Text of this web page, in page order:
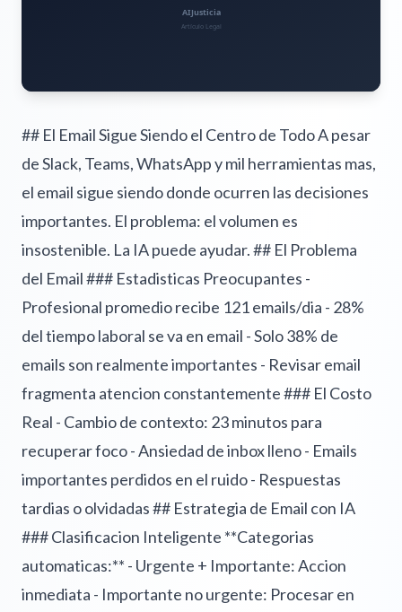
## El Email Sigue Siendo el Centro de Todo A pesar
de Slack, Teams, WhatsApp y mil herramientas mas,
el email sigue siendo donde ocurren las decisiones
importantes. El problema: el volumen es
insostenible. La IA puede ayudar. ## El Problema
del Email ### Estadisticas Preocupantes -
Profesional promedio recibe 121 emails/dia - 28%
del tiempo laboral se va en email - Solo 38% de
emails son realmente importantes - Revisar email
fragmenta atencion constantemente ### El Costo
Real - Cambio de contexto: 23 minutos para
recuperar foco - Ansiedad de inbox lleno - Emails
importantes perdidos en el ruido - Respuestas
tardias o olvidadas ## Estrategia de Email con IA
### Clasificacion Inteligente **Categorias
automaticas:** - Urgente + Importante: Accion
inmediata - Importante no urgente: Procesar en